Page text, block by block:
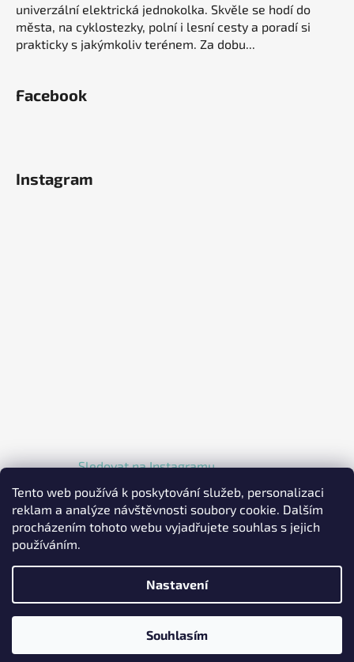
Tento web používá k poskytování služeb, personalizaci
reklam a analýze návštěvnosti soubory cookie. Dalším
procházením tohoto webu vyjadřujete souhlas s jejich
používáním.
Nastavení
Souhlasím
univerzální elektrická jednokolka. Skvěle se hodí do
města, na cyklostezky, polní i lesní cesty a poradí si
prakticky s jakýmkoliv terénem. Za dobu...
Facebook
Instagram
Sledovat na Instagramu
Vytvořil Shoptet
Copyright 2026EKOLKA.CZ - Elektrické jednokolky a
. Všechna práva vyhrazena.
cookies